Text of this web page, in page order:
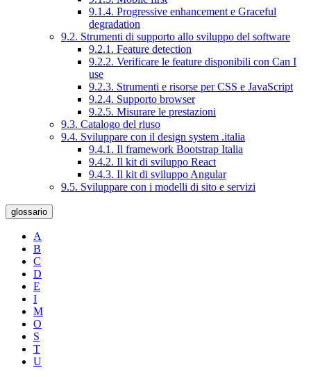
9.1.4. Progressive enhancement e Graceful
degradation
9.2. Strumenti di supporto allo sviluppo del software
9.2.1. Feature detection
9.2.2. Verificare le feature disponibili con Can I
use
9.2.3. Strumenti e risorse per CSS e JavaScript
9.2.4. Supporto browser
9.2.5. Misurare le prestazioni
9.3. Catalogo del riuso
9.4. Sviluppare con il design system .italia
9.4.1. Il framework Bootstrap Italia
9.4.2. Il kit di sviluppo React
9.4.3. Il kit di sviluppo Angular
9.5. Sviluppare con i modelli di sito e servizi
glossario
A
B
C
D
E
I
M
O
S
T
U